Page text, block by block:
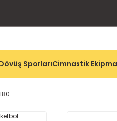
SporlarıCimnastik